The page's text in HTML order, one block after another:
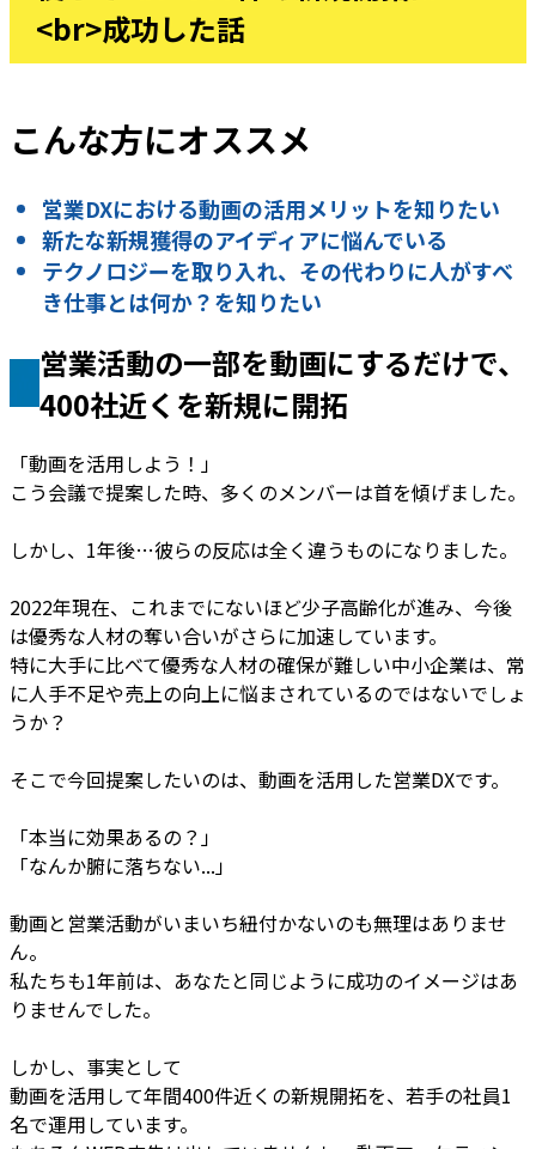
<br>成功した話
こんな方にオススメ
営業DXにおける動画の活用メリットを知りたい
新たな新規獲得のアイディアに悩んでいる
テクノロジーを取り入れ、その代わりに人がすべ
き仕事とは何か？を知りたい
営業活動の一部を動画にするだけで、
400社近くを新規に開拓
「動画を活用しよう！」
こう会議で提案した時、多くのメンバーは首を傾げました。
しかし、1年後…彼らの反応は全く違うものになりました。
2022年現在、これまでにないほど少子高齢化が進み、今後
は優秀な人材の奪い合いがさらに加速しています。
特に大手に比べて優秀な人材の確保が難しい中小企業は、常
に人手不足や売上の向上に悩まされているのではないでしょ
うか？
そこで今回提案したいのは、動画を活用した営業DXです。
「本当に効果あるの？」
「なんか腑に落ちない...」
動画と営業活動がいまいち紐付かないのも無理はありませ
ん。
私たちも1年前は、あなたと同じように成功のイメージはあ
りませんでした。
しかし、事実として
動画を活用して年間400件近くの新規開拓を、若手の社員1
名で運用しています。